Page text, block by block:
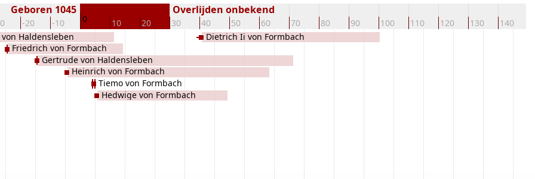
-20 -10 0 10 20 30 40 50 60 70 80 90 100 110 120 130 140
Geboren 1045 Overlijden onbekend
Haldensleben
Friedrich von Formbach
Gertrude von Haldensleben
Heinrich von Formbach
Tiemo von Formbach
Hedwige von Formbach
Dietrich Ii von Formbach